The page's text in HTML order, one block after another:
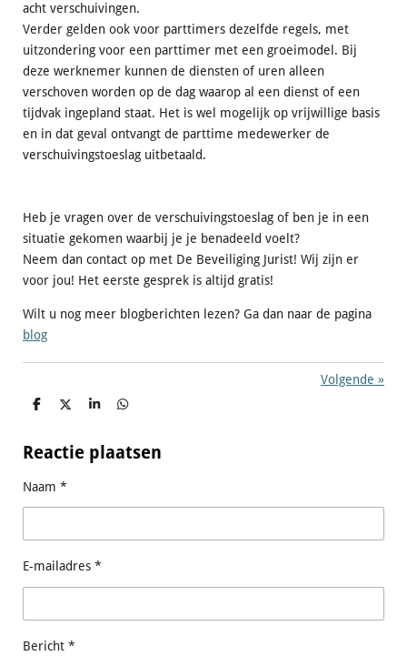
acht verschuivingen.
Verder gelden ook voor parttimers dezelfde regels, met
uitzondering voor een parttimer met een groeimodel. Bij
deze werknemer kunnen de diensten of uren alleen
verschoven worden op de dag waarop al een dienst of een
tijdvak ingepland staat. Het is wel mogelijk op vrijwillige basis
en in dat geval ontvangt de parttime medewerker de
verschuivingstoeslag uitbetaald.
Heb je vragen over de verschuivingstoeslag of ben je in een
situatie gekomen waarbij je je benadeeld voelt?
Neem dan contact op met De Beveiliging Jurist! Wij zijn er
voor jou! Het eerste gesprek is altijd gratis!
Wilt u nog meer blogberichten lezen? Ga dan naar de pagina
blog
Volgende »
D
e
n
D
l
S
r
e
D
e
n
Reactie plaatsen
Naam *
E-mailadres *
Bericht *